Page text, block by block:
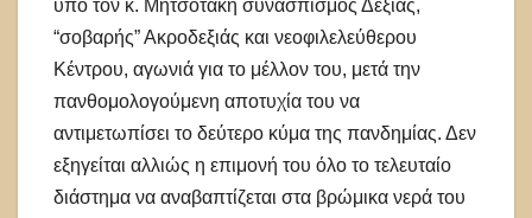
υπό τον κ. Μητσοτάκη συνασπισμός Δεξιάς,
“σοβαρής” Ακροδεξιάς και νεοφιλελεύθερου
Κέντρου, αγωνιά για το μέλλον του, μετά την
πανθομολογούμενη αποτυχία του να
αντιμετωπίσει το δεύτερο κύμα της πανδημίας. Δεν
εξηγείται αλλιώς η επιμονή του όλο το τελευταίο
διάστημα να αναβαπτίζεται στα βρώμικα νερά του